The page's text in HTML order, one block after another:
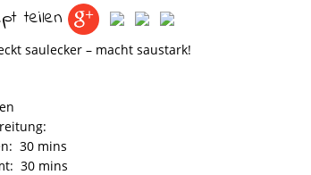
teilen
saulecker – macht saustark!
30 mins
30 mins